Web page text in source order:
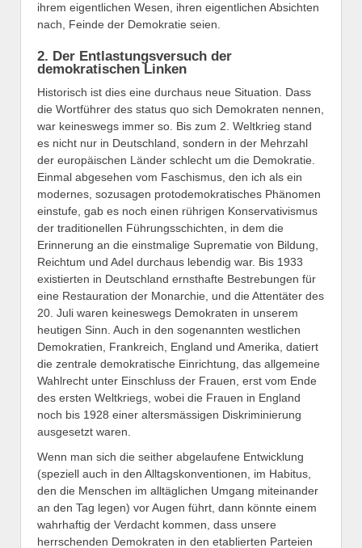
ihrem eigentlichen Wesen, ihren eigentlichen Absichten
nach, Feinde der Demokratie seien.
2. Der Entlastungsversuch der
demokratischen Linken
Historisch ist dies eine durchaus neue Situation. Dass
die Wortführer des status quo sich Demokraten nennen,
war keineswegs immer so. Bis zum 2. Weltkrieg stand
es nicht nur in Deutschland, sondern in der Mehrzahl
der europäischen Länder schlecht um die Demokratie.
Einmal abgesehen vom Faschismus, den ich als ein
modernes, sozusagen protodemokratisches Phänomen
einstufe, gab es noch einen rührigen Konservativismus
der traditionellen Führungsschichten, in dem die
Erinnerung an die einstmalige Suprematie von Bildung,
Reichtum und Adel durchaus lebendig war. Bis 1933
existierten in Deutschland ernsthafte Bestrebungen für
eine Restauration der Monarchie, und die Attentäter des
20. Juli waren keineswegs Demokraten in unserem
heutigen Sinn. Auch in den sogenannten westlichen
Demokratien, Frankreich, England und Amerika, datiert
die zentrale demokratische Einrichtung, das allgemeine
Wahlrecht unter Einschluss der Frauen, erst vom Ende
des ersten Weltkriegs, wobei die Frauen in England
noch bis 1928 einer altersmässigen Diskriminierung
ausgesetzt waren.
Wenn man sich die seither abgelaufene Entwicklung
(speziell auch in den Alltagskonventionen, im Habitus,
den die Menschen im alltäglichen Umgang miteinander
an den Tag legen) vor Augen führt, dann könnte einem
wahrhaftig der Verdacht kommen, dass unsere
herrschenden Demokraten in den etablierten Parteien